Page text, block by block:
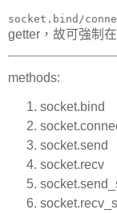
socket.bind/
getter，故可強制
methods:
socket.bind
socket.send
socket.recv